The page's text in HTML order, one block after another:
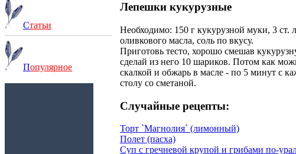
Статьи
Популярное
Лепешки кукурузные
Необходимо: 150 г кукурузной муки, 3 ст.
оливкового масла, соль по вкусу.
Приготовь тесто, хорошо смешав
сделай из него 10 шариков. Потом как
скалкой и обжарь в масле - по 5 минут с
столу со сметаной.
Случайные рецепты:
Торт `Магнолия` (лимонный)
Полет (пасха)
Суп с гречневой крупой и грибами по-